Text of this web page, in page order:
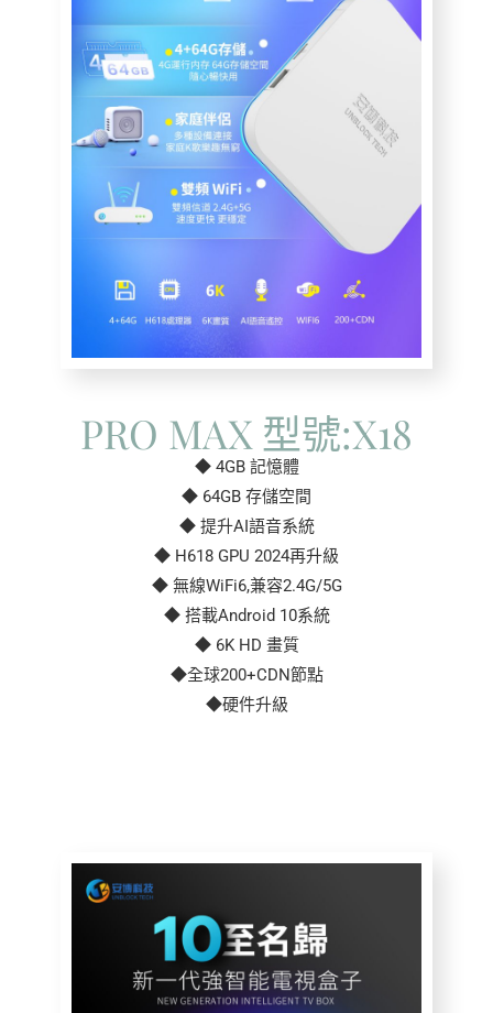
PRO MAX 型號:X18
◆ 4GB 記憶體
◆ 64GB 存儲空間
◆ 提升AI語音系統
◆ H618 GPU 2024再升級
◆ 無線WiFi6,兼容2.4G/5G
◆ 搭載Android 10系統
◆ 6K HD 畫質
◆全球200+CDN節點
◆硬件升級